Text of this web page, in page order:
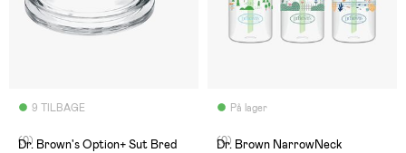
9 TILBAGE
(0)
Dr. Brown's Option+ Sut Bred
På lager
(0)
Dr. Brown NarrowNeck